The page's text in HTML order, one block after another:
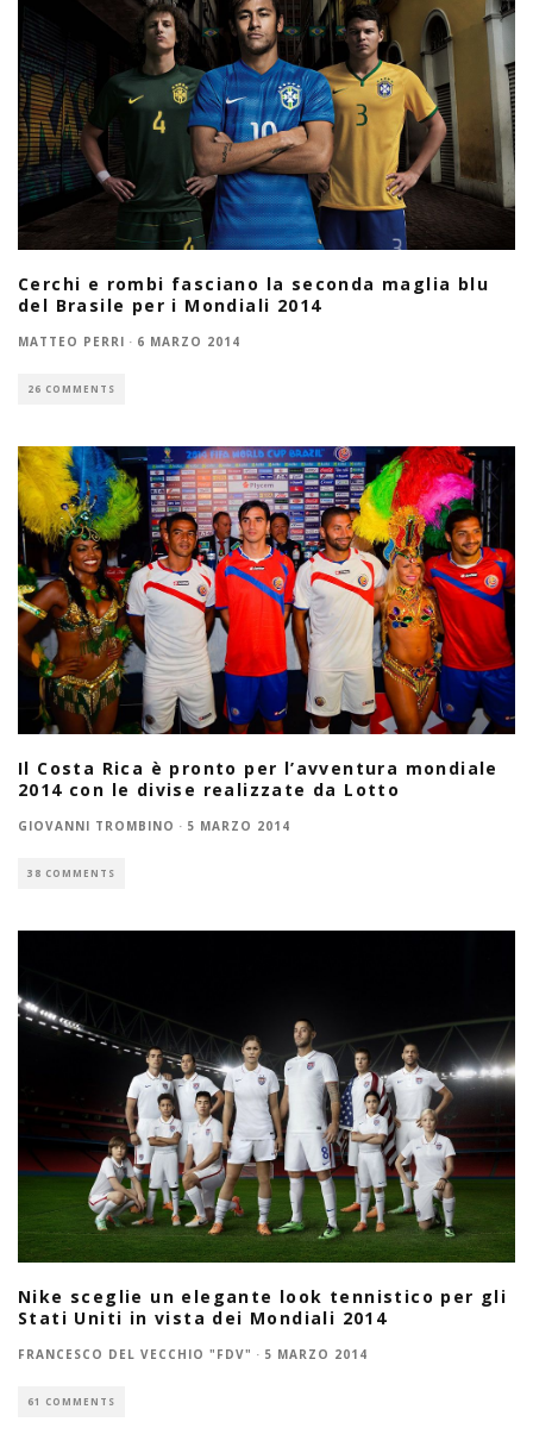
Cerchi e rombi fasciano la seconda maglia blu
del Brasile per i Mondiali 2014
MATTEO PERRI · 6 MARZO 2014
26 COMMENTS
Il Costa Rica è pronto per l’avventura mondiale
2014 con le divise realizzate da Lotto
GIOVANNI TROMBINO · 5 MARZO 2014
38 COMMENTS
Nike sceglie un elegante look tennistico per gli
Stati Uniti in vista dei Mondiali 2014
FRANCESCO DEL VECCHIO "FDV" · 5 MARZO 2014
61 COMMENTS